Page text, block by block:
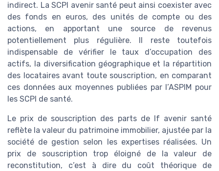
indirect. La SCPI avenir santé peut ainsi coexister avec
des fonds en euros, des unités de compte ou des
actions, en apportant une source de revenus
potentiellement plus régulière. Il reste toutefois
indispensable de vérifier le taux d’occupation des
actifs, la diversification géographique et la répartition
des locataires avant toute souscription, en comparant
ces données aux moyennes publiées par l’ASPIM pour
les SCPI de santé.
Le prix de souscription des parts de lf avenir santé
reflète la valeur du patrimoine immobilier, ajustée par la
société de gestion selon les expertises réalisées. Un
prix de souscription trop éloigné de la valeur de
reconstitution, c’est à dire du coût théorique de